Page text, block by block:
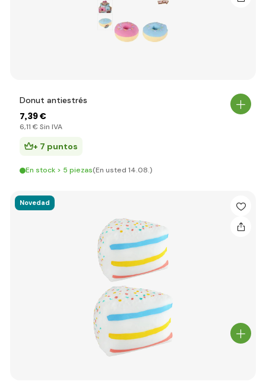
Donut antiestrés
7,39 €
6,11 € Sin IVA
+ 7 puntos
En stock > 5 piezas(En usted 14.08.)
Novedad